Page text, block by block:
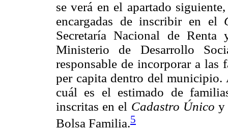
se verá en el apartado
encargadas de inscribir en el
Secretaría Nacional de Renta
Ministerio de Desarrollo
responsable de incorporar a las
per capita dentro del municipio.
cuál es el estimado de
inscritas en el Cadastro Único y
Bolsa Familia.5